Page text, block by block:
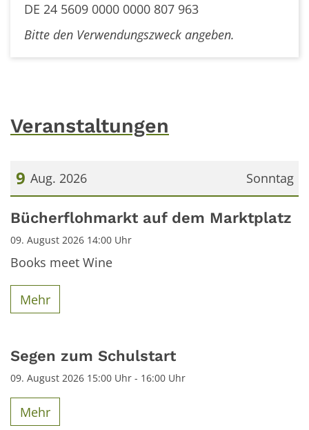
DE 24 5609 0000 0000 807 963
Bitte den Verwendungszweck angeben.
Veranstaltungen
Sonntag
9 Aug. 2026
Datum: 9. August 2026
Bücherflohmarkt auf dem Marktplatz
09. August 2026 14:00 Uhr
Books meet Wine
Mehr
Segen zum Schulstart
09. August 2026 15:00 Uhr - 16:00 Uhr
Mehr